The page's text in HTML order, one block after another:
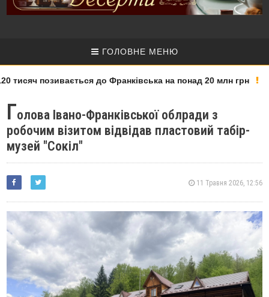
ГОЛОВНЕ МЕНЮ
позивається до Франківська на понад 20 млн грн
Голова Івано-Франківської облради з
робочим візитом відвідав пластовий табір-
музей "Сокіл"
11 Травня 2026, 12:56